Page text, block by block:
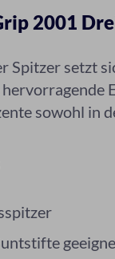
2001
Spitzer setzt
sowohl in